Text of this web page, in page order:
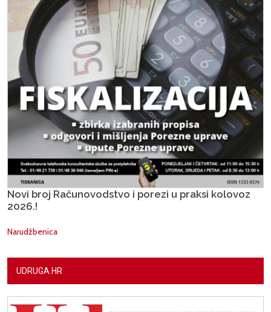
Novi broj Računovodstvo i porezi u praksi kolovoz
2026.!
Narudžbenica
UDRUGA.HR